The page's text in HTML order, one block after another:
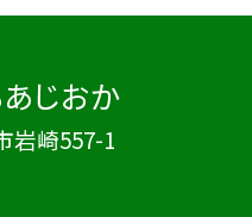
じおか
岩崎557-1